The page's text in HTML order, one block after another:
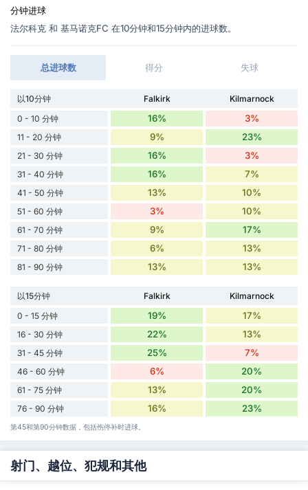
分钟进球
法尔科克 和 基马诺克FC 在10分钟和15分钟内的进球数。
总进球数 得分 失球
以10分钟 Falkirk
Kilmarnock
0 - 10 分钟
16% 3%
11 - 20 分钟 9% 23%
21 - 30 分钟 16% 3%
31 - 40 分钟 16% 7%
41 - 50 分钟 13% 10%
51 - 60 分钟 3% 10%
61 - 70 分钟 9% 17%
71 - 80 分钟 6% 13%
81 - 90 分钟 13% 13%
以15分钟 Falkirk
Kilmarnock
0 - 15 分钟
19% 17%
16 - 30 分钟 22% 13%
31 - 45 分钟 25% 7%
46 - 60 分钟 6% 20%
61 - 75 分钟 13% 20%
76 - 90 分钟 16% 23%
第45和第90分钟数据，包括伤停补时进球。
射门、越位、犯规和其他